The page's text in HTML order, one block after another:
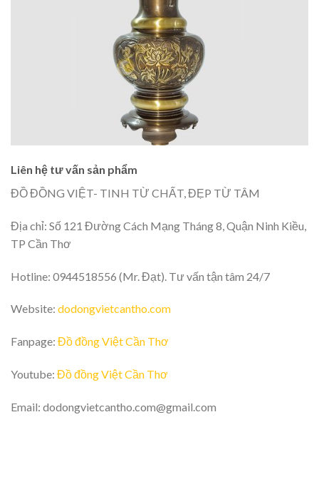
Liên hệ tư vấn sản phẩm
ĐỒ ĐỒNG VIỆT- TINH TỪ CHẤT, ĐẸP TỪ TÂM
Địa chỉ: Số 121 Đường Cách Mạng Tháng 8, Quận Ninh Kiều,
TP Cần Thơ
Hotline: 0944518556 (Mr. Đạt). Tư vấn tận tâm 24/7
Website: dodongvietcantho.com
Fanpage: Đồ đồng Việt Cần Thơ
Youtube: Đồ đồng Việt Cần Thơ
Email: dodongvietcantho.com@gmail.com